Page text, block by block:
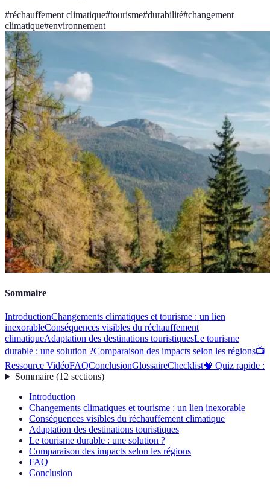
#réchauffement climatique#tourisme#durabilité#changement
climatique#environnement
Sommaire
IntroductionChangements climatiques et tourisme : un lien
inexorableConséquences visibles du réchauffement
climatiqueAdaptation des destinations touristiquesLe tourisme
durable : une solution ?Comparaison des impacts selon les régions📺
Ressource VidéoFAQConclusionGlossaireChecklist🧠 Quiz rapide :
Sommaire(12 sections)
Introduction
Changements climatiques et tourisme : un lien inexorable
Conséquences visibles du réchauffement climatique
Adaptation des destinations touristiques
Le tourisme durable : une solution ?
Comparaison des impacts selon les régions
FAQ
Conclusion